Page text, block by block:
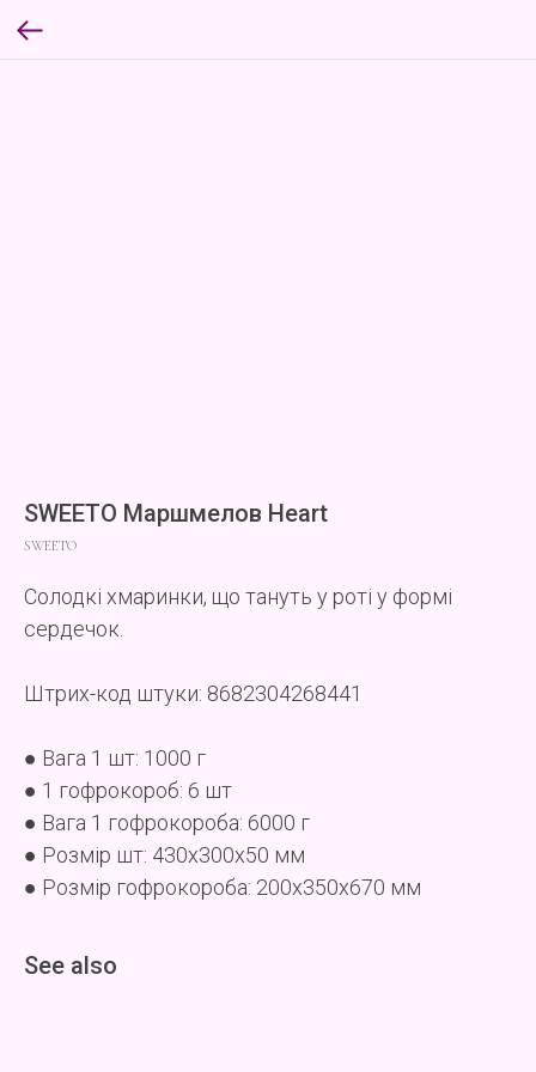
SWEETO Маршмелов Heart
SWEETO
Солодкі хмаринки, що тануть у роті у формі
сердечок.
Штрих-код штуки: 8682304268441
● Вага 1 шт: 1000 г
● 1 гофрокороб: 6 шт
● Вага 1 гофрокороба: 6000 г
● Розмір шт: 430x300x50 мм
● Розмір гофрокороба: 200x350x670 мм
See also